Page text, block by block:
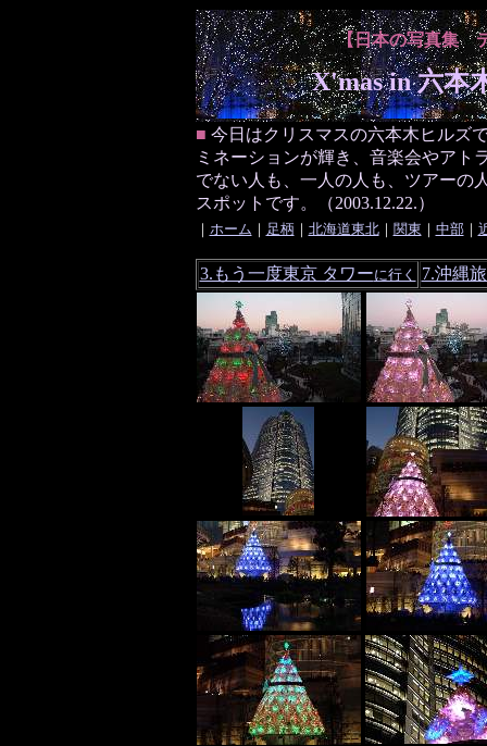
【日本の写真集
X'mas in 六本
■ 今日はクリスマスの六本木ヒルズ
ミネーションが輝き、音楽会やアト
でない人も、一人の人も、ツアーの
スポットです。（2003.12.22.）
｜ ホーム ｜ 足柄｜ 北海道東北｜ 関東 ｜ 中部｜
3.もう一度東京 タワーに行く 7.沖縄